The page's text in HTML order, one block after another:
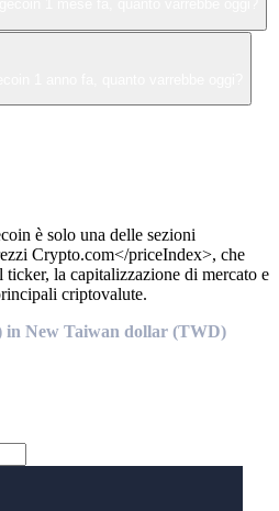
è solo una delle sezioni
Crypto.com</priceIndex>, che
la capitalizzazione di mercato e
criptovalute.
in New Taiwan dollar (TWD)